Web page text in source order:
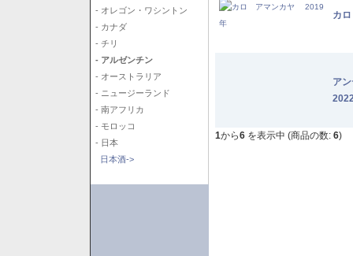
- オレゴン・ワシントン
- カナダ
- チリ
- アルゼンチン
- オーストラリア
- ニュージーランド
- 南アフリカ
- モロッコ
- 日本
日本酒->
カ
ア
1から6 を表示中 (商品の数: 6)